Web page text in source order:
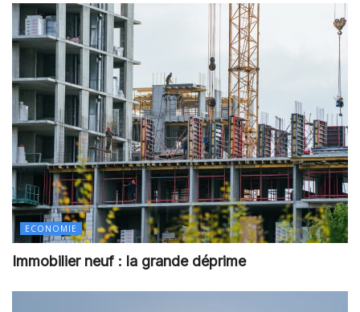
ECONOMIE
Immobilier neuf : la grande déprime